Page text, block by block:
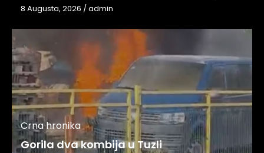
8 Augusta, 2026 /admin
Crna hronika
Gorila dva kombija u Tuzli